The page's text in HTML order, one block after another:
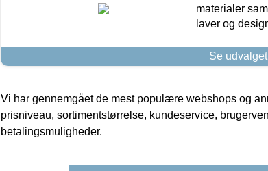
materialer
laver og
Se
Vi har gennemgået de mest populære webshops og
prisniveau, sortimentstørrelse, kundeservice,
betalingsmuligheder.